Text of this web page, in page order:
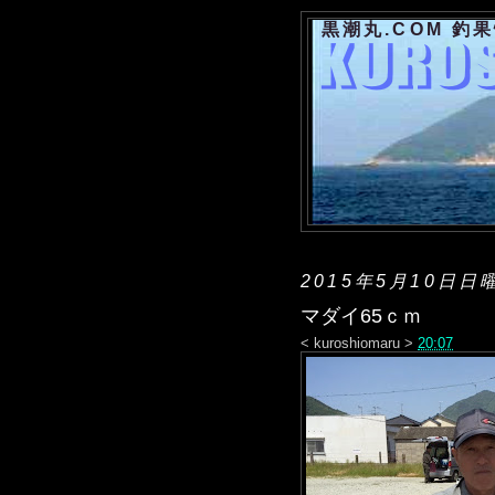
黒潮丸.COM 釣
2015年5月10日日
マダイ65ｃｍ
< kuroshiomaru > 20:07